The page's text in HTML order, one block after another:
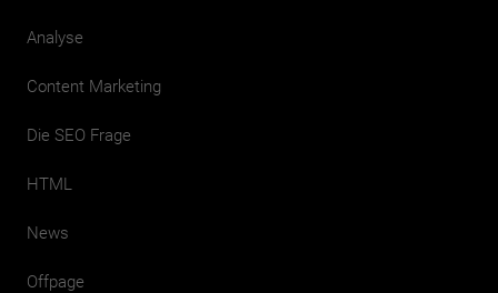
Analyse
Content Marketing
Die SEO Frage
HTML
News
Offpage